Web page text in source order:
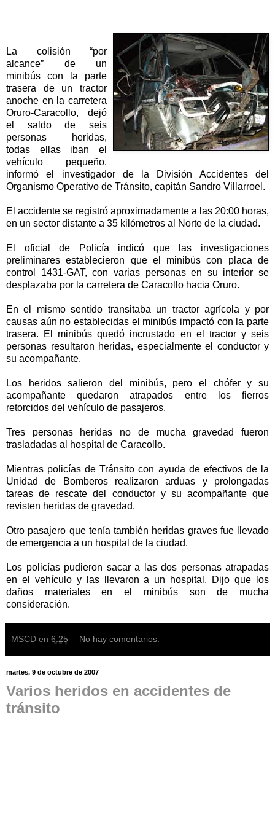
La colisión “por
alcance” de un
minibús con la parte
trasera de un tractor
anoche en la carretera
Oruro-Caracollo, dejó
el saldo de seis
personas heridas,
todas ellas iban el
vehículo pequeño,
informó el investigador de la División Accidentes del
Organismo Operativo de Tránsito, capitán Sandro Villarroel.
El accidente se registró aproximadamente a las 20:00 horas,
en un sector distante a 35 kilómetros al Norte de la ciudad.
El oficial de Policía indicó que las investigaciones
preliminares establecieron que el minibús con placa de
control 1431-GAT, con varias personas en su interior se
desplazaba por la carretera de Caracollo hacia Oruro.
En el mismo sentido transitaba un tractor agrícola y por
causas aún no establecidas el minibús impactó con la parte
trasera. El minibús quedó incrustado en el tractor y seis
personas resultaron heridas, especialmente el conductor y
su acompañante.
Los heridos salieron del minibús, pero el chófer y su
acompañante quedaron atrapados entre los fierros
retorcidos del vehículo de pasajeros.
Tres personas heridas no de mucha gravedad fueron
trasladadas al hospital de Caracollo.
Mientras policías de Tránsito con ayuda de efectivos de la
Unidad de Bomberos realizaron arduas y prolongadas
tareas de rescate del conductor y su acompañante que
revisten heridas de gravedad.
Otro pasajero que tenía también heridas graves fue llevado
de emergencia a un hospital de la ciudad.
Los policías pudieron sacar a las dos personas atrapadas
en el vehículo y las llevaron a un hospital. Dijo que los
daños materiales en el minibús son de mucha
consideración.
MSCD en 6:25 No hay comentarios:
martes, 9 de octubre de 2007
Varios heridos en accidentes de
tránsito